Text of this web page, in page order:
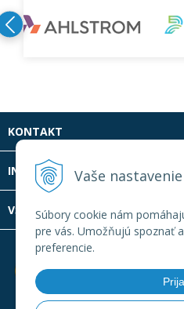
Vaše
Súbory cookie nám
pre vás. Umožňujú spoznať
preferencie.
KONTAKT
INFOLINKA
VŠETKO O NÁKUPE